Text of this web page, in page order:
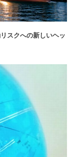
スクへの新しいヘッ